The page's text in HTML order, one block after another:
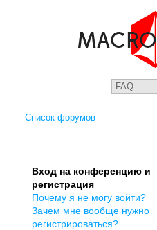
Список форумов
Вход на конференцию и
регистрация
Почему я не могу войти?
Зачем мне вообще нужно
регистрироваться?